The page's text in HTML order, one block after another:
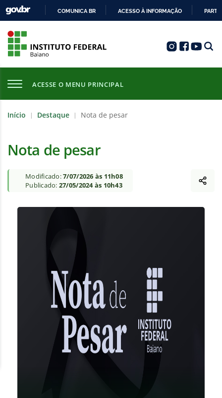
COMUNICA BR ACESSO À INFORMAÇÃO
ACESSE O MENU PRINCIPAL
Início | Destaque | Nota de pesar
Nota de pesar
Modificado:7/07/2026 às 11h08
Publicado: 27/05/2024 às 10h43